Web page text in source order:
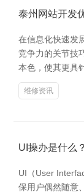
泰州网站开发
在信息化快速发
竞争力的关节技
本色，使其更具
维修资讯
UI操办是什么
UI（User
保用户偶然随意